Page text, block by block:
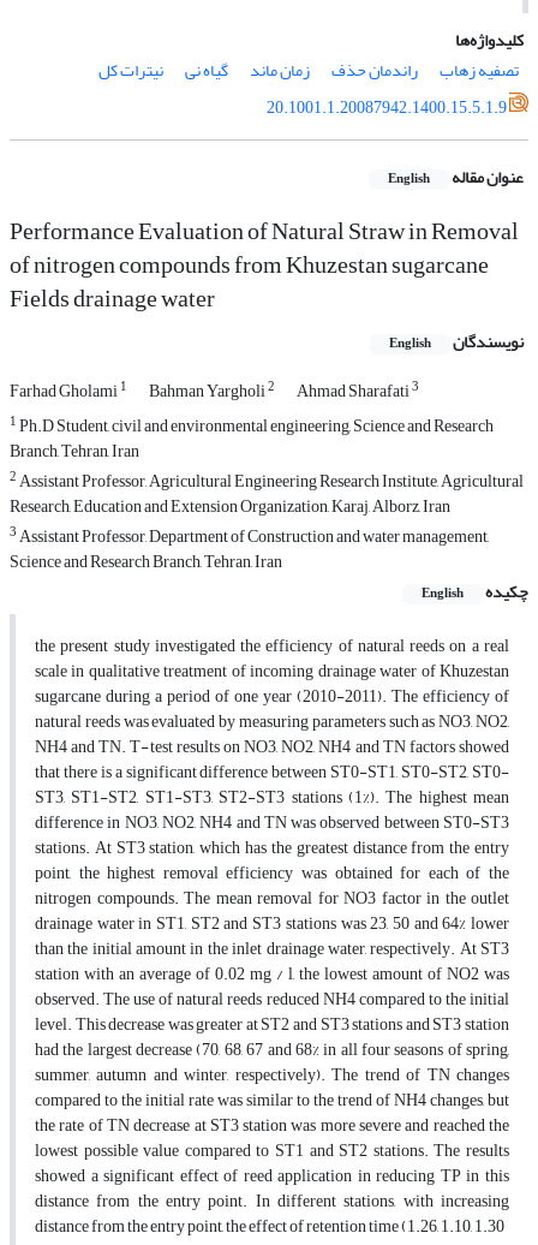
کلیدواژه‌ها
تصفیه زهاب
راندمان حذف زمان ماند گیاه نی
نیترات کل
20.1001.1.20087942.1400.15.5.1.9
عنوان مقاله English
Performance Evaluation of Natural Straw in Removal
of nitrogen compounds from Khuzestan sugarcane
Fields drainage water
نویسندگان English
Farhad Gholami1 Bahman Yargholi2 Ahmad Sharafati3
1Ph.D Student, civil and environmental engineering, Science and Research
Branch, Tehran, Iran
2Assistant Professor, Agricultural Engineering Research Institute, Agricultural
Research, Education and Extension Organization, Karaj, Alborz, Iran
3Assistant Professor, Department of Construction and water management,
Science and Research Branch, Tehran, Iran
چکیده
English
the present study investigated the efficiency of natural reeds on a real
scale in qualitative treatment of incoming drainage water of Khuzestan
sugarcane during a period of one year (2010-2011). The efficiency of
natural reeds was evaluated by measuring parameters such as NO3, NO2,
NH4 and TN. T-test results on NO3, NO2, NH4 and TN factors showed
that there is a significant difference between ST0-ST1, ST0-ST2, ST0-
ST3, ST1-ST2, ST1-ST3, ST2-ST3 stations (1%). The highest mean
difference in NO3, NO2, NH4 and TN was observed between ST0-ST3
stations. At ST3 station, which has the greatest distance from the entry
point, the highest removal efficiency was obtained for each of the
nitrogen compounds. The mean removal for NO3 factor in the outlet
drainage water in ST1, ST2 and ST3 stations was 23, 50 and 64% lower
than the initial amount in the inlet drainage water, respectively. At ST3
station with an average of 0.02 mg / l, the lowest amount of NO2 was
observed. The use of natural reeds reduced NH4 compared to the initial
level. This decrease was greater at ST2 and ST3 stations and ST3 station
had the largest decrease (70, 68, 67 and 68% in all four seasons of spring,
summer, autumn and winter, respectively). The trend of TN changes
compared to the initial rate was similar to the trend of NH4 changes, but
the rate of TN decrease at ST3 station was more severe and reached the
lowest possible value compared to ST1 and ST2 stations. The results
showed a significant effect of reed application in reducing TP in this
distance from the entry point. In different stations, with increasing
distance from the entry point, the effect of retention time (1.26, 1.10, 1.30